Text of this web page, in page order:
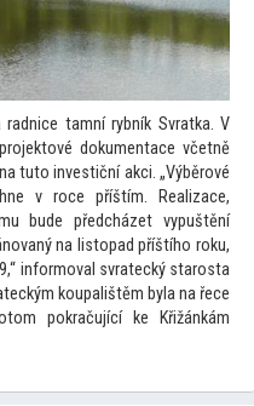
tamní rybník Svratka. V
tové dokumentace včetně
tuto investiční akci. „Výběrové
v roce příštím. Realizace,
bude předcházet vypuštění
na listopad příštího roku,
informoval svratecký starosta
koupalištěm byla na řece
tom pokračující ke Křižánkám